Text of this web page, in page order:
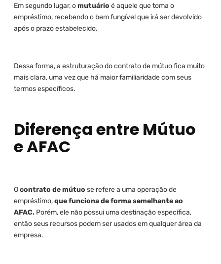
Em segundo lugar, omutuário é aquele que toma o
empréstimo, recebendo o bem fungível que irá ser devolvido
após o prazo estabelecido.
Dessa forma, a estruturação do contrato de mútuo fica muito
mais clara, uma vez que há maior familiaridade com seus
termos específicos.
Diferença entre Mútuo
e AFAC
Ocontrato de mútuo se refere a uma operação de
empréstimo,que funciona de forma semelhante ao
AFAC. Porém, ele não possui uma destinação específica,
então seus recursos podem ser usados em qualquer área da
empresa.